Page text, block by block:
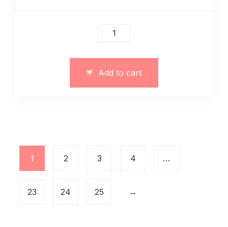
Sukienka
quantity
Add to cart
1 2 3 4 …
23 24 25 →